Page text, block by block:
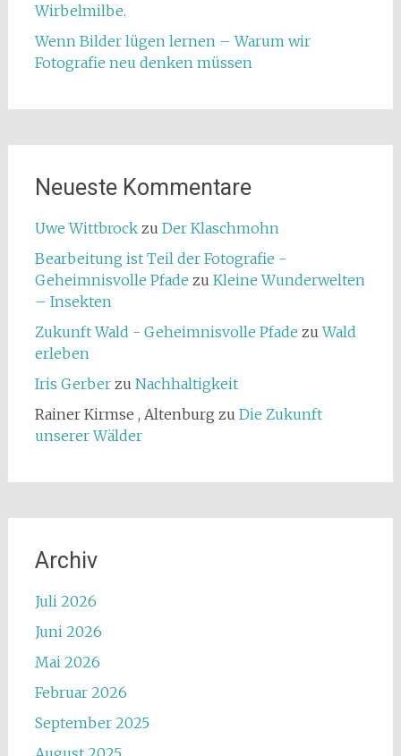
Wirbelmilbe.
Wenn Bilder lügen lernen – Warum wir
Fotografie neu denken müssen
Neueste Kommentare
Uwe Wittbrockzu Der Klaschmohn
Bearbeitung ist Teil der Fotografie -
Geheimnisvolle Pfade zu Kleine Wunderwelten
– Insekten
Zukunft Wald - Geheimnisvolle Pfade zuWald
erleben
Iris Gerberzu Nachhaltigkeit
Rainer Kirmse , Altenburg zu Die Zukunft
unserer Wälder
Archiv
Juli 2026
Juni 2026
Mai 2026
Februar 2026
September 2025